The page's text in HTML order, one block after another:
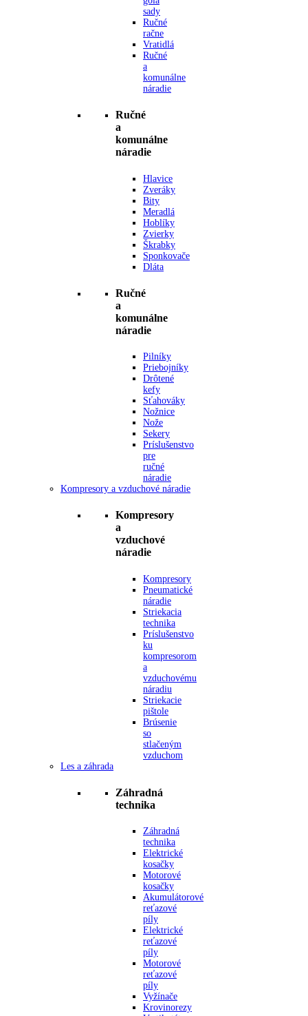
sady
Ručné
račne
Vratidlá
Ručné
a
komunálne
náradie
Ručné
a
komunálne
náradie
Hlavice
Zveráky
Bity
Meradlá
Hoblíky
Zvierky
Škrabky
Sponkovače
Dláta
Ručné
a
komunálne
náradie
Pilníky
Priebojníky
Drôtené
kefy
Sťahováky
Nožnice
Nože
Sekery
Príslušenstvo
pre
ručné
náradie
Kompresory a vzduchové náradie
Kompresory
a
vzduchové
náradie
Kompresory
Pneumatické
náradie
Striekacia
technika
Príslušenstvo
ku
kompresorom
a
vzduchovému
náradiu
Striekacie
pištole
Brúsenie
so
stlačeným
vzduchom
Les a záhrada
Záhradná
technika
Záhradná
technika
Elektrické
kosačky
Motorové
kosačky
Akumulátorové
reťazové
píly
Elektrické
reťazové
píly
Motorové
reťazové
píly
Vyžínače
Krovinorezy